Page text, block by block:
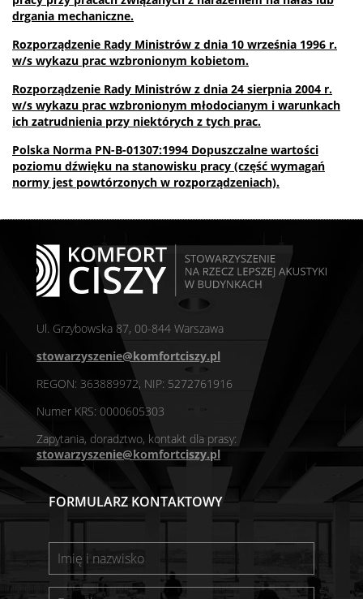
drgania mechaniczne.
Rozporządzenie Rady Ministrów z dnia 10 września 1996 r.
w/s wykazu prac wzbronionym kobietom.
Rozporządzenie Rady Ministrów z dnia 24 sierpnia 2004 r.
w/s wykazu prac wzbronionym młodocianym i warunkach
ich zatrudnienia przy niektórych z tych prac.
Polska Norma PN-B-01307:1994 Dopuszczalne wartości
poziomu dźwięku na stanowisku pracy (część wymagań
normy jest powtórzonych w rozporządzeniach).
Ul. Grzybowska 87, 00-844 Warszawa
stowarzyszenie@komfortciszy.pl
REGON: 363889972, NIP: 5272761916
Numer KRS: 0000605303
Zapytania, doradztwo, kontakt dla prasy:
stowarzyszenie@komfortciszy.pl
FORMULARZ KONTAKTOWY